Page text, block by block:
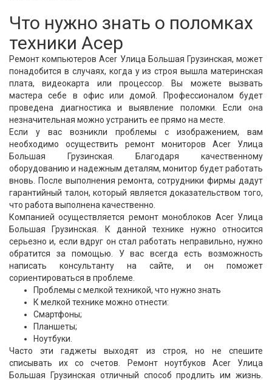
Что нужно знать о поломках
техники Асер
Ремонт компьютеров Acer Улица Большая Грузинская, может
понадобится в случаях, когда у из строя вышла материнская
плата, видеокарта или процессор. Вы можете вызвать
мастера себе в офис или домой. Профессионалом будет
проведена диагностика и выявление поломки. Если она
незначительная можно устранить ее прямо на месте.
Если у вас возникли проблемы с изображением, вам
необходимо осуществить ремонт мониторов Acer Улица
Большая Грузинская. Благодаря качественному
оборудованию и надежным деталям, монитор будет работать
вновь. После выполнения ремонта, сотрудники фирмы дадут
гарантийный талон, который является доказательством того,
что работа выполнена качественно.
Компанией осуществляется ремонт моноблоков Acer Улица
Большая Грузинская. К данной технике нужно относится
серьезно и, если вдруг он стал работать неправильно, нужно
обратится за помощью. У вас всегда есть возможность
написать консультанту на сайте, и он поможет
сориентироваться в проблеме.
Проблемы с мелкой техникой, что нужно знать
К мелкой технике можно отнести:
Смартфоны;
Планшеты;
Ноутбуки.
Часто эти гаджеты выходят из строя, но не спешите
списывать их со счетов. Ремонт ноутбуков Acer Улица
Большая Грузинская отличный способ продлить им жизнь.